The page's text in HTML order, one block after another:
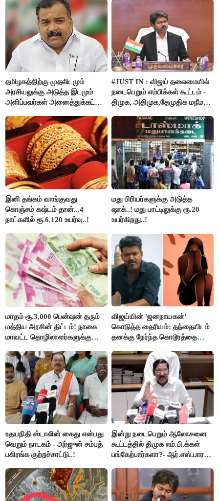
தமிழகத்திற்கு முதலிடமும்
அரசியலுக்கு அடுத்த இடமும்
அளிப்பவர்கள் அனைத்துக்கட்சி
பங்கேற்பார்கள் - மாணிக்கம்
தாகூர்..!!
#JUST IN : விஜய் தலைமையில்
நடைபெறும் எம்பிக்கள் கூட்டம் -
திமுக, அதிமுக,தேமுதிக மநீம
இனி தங்கம் வாங்குவது
கொஞ்சம் கஷ்டம் தான்...4
நாட்களில் ரூ.6,120 உயர்வு..!
மது பிரியர்களுக்கு அடுத்த
ஷாக்..! மது பாட்டிலுக்கு ரூ.20
உயர்கிறது..!
மாதம் ரூ.3,000 பென்ஷன் தரும்
மத்திய அரசின் திட்டம்! நாகை
மாவட்ட தொழிலாளர்களுக்கு
செய்தி!
விஜய்யின் 'ஜனநாயகன்'
கொடுத்த தைரியம்: தந்தையிடம்
தனக்கு நேர்ந்த கொடூரத்தை
உதயநிதி ஸ்டாலின் கைது என்பது
வெறும் நாடகம் - அர்ஜுன் சம்பத்
பகிரங்க குற்றச்சாட்டு..!
இன்று நடைபெறும் ஆலோசனை
கூட்டத்தில் திமுக எம்.பி.க்கள்
பங்கேற்பார்களா?- ஆர்.எஸ்.பாரதி